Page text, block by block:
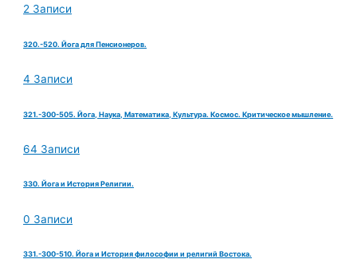
2 Записи
320.-520. Йога для Пенсионеров.
4 Записи
321.-300-505. Йога, Наука, Математика, Культура. Космос. Критическое мышление.
64 Записи
330. Йога и История Религии.
0 Записи
331.-300-510. Йога и История философии и религий Востока.